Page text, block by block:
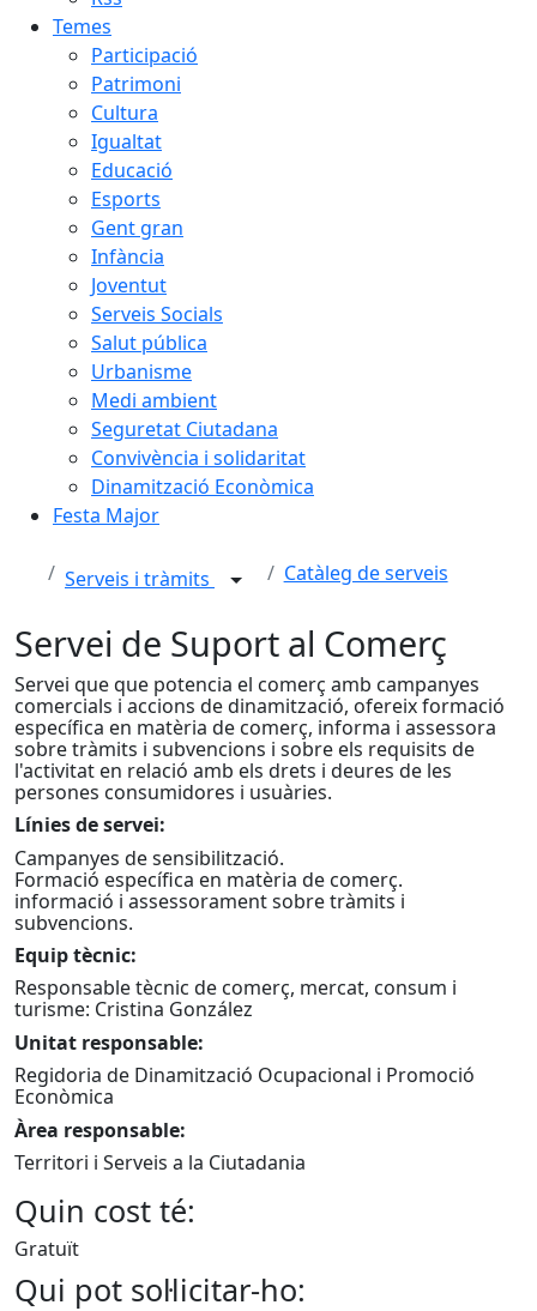
Temes
Participació
Patrimoni
Cultura
Igualtat
Educació
Esports
Gent gran
Infància
Joventut
Serveis Socials
Salut pública
Urbanisme
Medi ambient
Seguretat Ciutadana
Convivència i solidaritat
Dinamització Econòmica
Festa Major
Serveis i tràmits Catàleg de serveis
Servei de Suport al Comerç
Servei que que potencia el comerç amb campanyes
comercials i accions de dinamització, ofereix formació
específica en matèria de comerç, informa i assessora
sobre tràmits i subvencions i sobre els requisits de
l'activitat en relació amb els drets i deures de les
persones consumidores i usuàries.
Línies de servei:
Campanyes de sensibilització.
Formació específica en matèria de comerç.
informació i assessorament sobre tràmits i
subvencions.
Equip tècnic:
Responsable tècnic de comerç, mercat, consum i
turisme: Cristina González
Unitat responsable:
Regidoria de Dinamització Ocupacional i Promoció
Econòmica
Àrea responsable:
Territori i Serveis a la Ciutadania
Quin cost té:
Gratuït
Qui pot sol·licitar-ho: